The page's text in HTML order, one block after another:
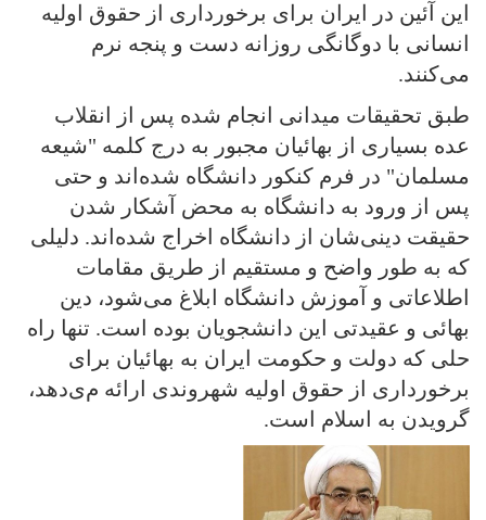
این آئین در ایران برای برخورداری از حقوق اولیه
انسانی با دوگانگی روزانه دست و پنجه نرم
می‌کنند.
طبق تحقیقات میدانی انجام شده پس از انقلاب
عده بسیاری از بهائیان مجبور به درج کلمه "شیعه
مسلمان" در فرم کنکور دانشگاه شده‌اند و حتی
پس از ورود به دانشگاه به محض آشکار شدن
حقیقت دینی‌شان از دانشگاه اخراج شده‌اند. دلیلی‌
که به طور واضح و مستقیم از طریق مقامات
اطلاعاتی‌ و آموزش دانشگاه ابلاغ می‌شود، دین
بهائی و عقیدتی‌ این دانشجویان بوده است. تنها راه
حلی‌ که دولت و حکومت ایران به بهائیان برای
برخورداری از حقوق اولیه شهروندی ارائه می‌دهد،
گرویدن به اسلام است.